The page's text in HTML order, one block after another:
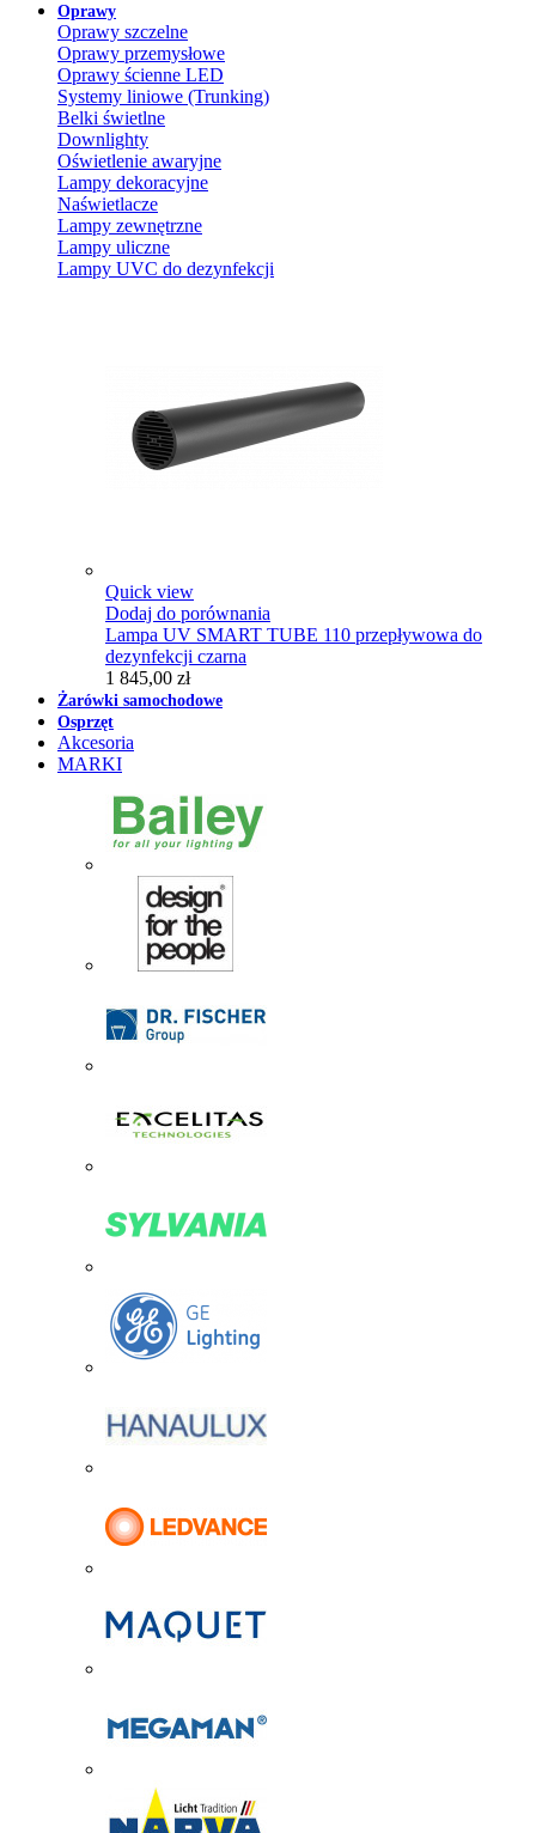
Oprawy
Oprawy szczelne
Oprawy przemysłowe
Oprawy ścienne LED
Systemy liniowe (Trunking)
Belki świetlne
Downlighty
Oświetlenie awaryjne
Lampy dekoracyjne
Naświetlacze
Lampy zewnętrzne
Lampy uliczne
Lampy UVC do dezynfekcji
Quick view
Dodaj do porównania
Lampa UV SMART TUBE 110 przepływowa do
dezynfekcji czarna
1 845,00 zł
Żarówki samochodowe
Osprzęt
Akcesoria
MARKI